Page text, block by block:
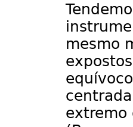
mesmo
extremo